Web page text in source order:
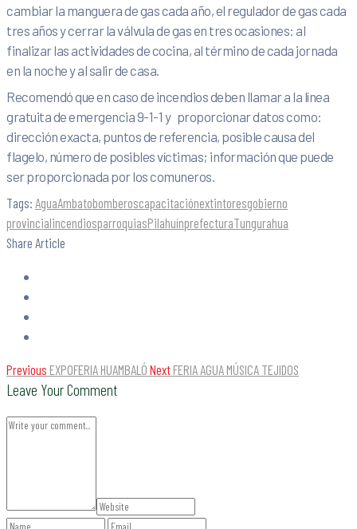
cambiar la manguera de gas cada año, el regulador de gas cada
tres años y cerrar la válvula de gas en tres ocasiones: al
finalizar las actividades de cocina, al término de cada jornada
en la noche y al salir de casa.
Recomendó que en caso de incendios deben llamar a la línea
gratuita de emergencia 9-1-1 y proporcionar datos como:
dirección exacta, puntos de referencia, posible causa del
flagelo, número de posibles víctimas; información que puede
ser proporcionada por los comuneros.
Tags: AguaAmbatobomberoscapacitaciónextintoresgobierno
provincialincendiosparroquiasPilahuínprefecturaTungurahua
Share Article
Previous EXPOFERIA HUAMBALÓ Next FERIA AGUA MÚSICA TEJIDOS
Leave Your Comment